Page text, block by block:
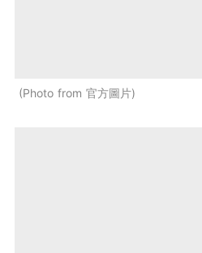
Photo from 官方圖片